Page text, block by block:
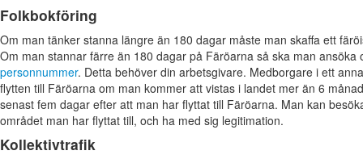
Folkbokföring
Om man tänker stanna längre än 180 dagar måste man skaffa ett
Om man stannar färre än 180 dagar på Färöarna så ska man ansöka
personnummer. Detta behöver din arbetsgivare. Medborgare i ett
flytten till Färöarna om man kommer att vistas i landet mer än 6
senast fem dagar efter att man har flyttat till Färöarna. Man kan
området man har flyttat till, och ha med sig legitimation.
Kollektivtrafik